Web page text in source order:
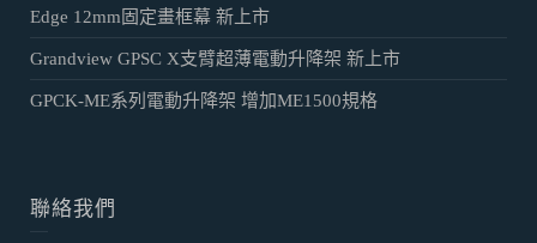
Edge 12mm固定畫框幕 新上市
Grandview GPSC X支臂超薄電動升降架 新上市
GPCK-ME系列電動升降架 增加ME1500規格
聯絡我們